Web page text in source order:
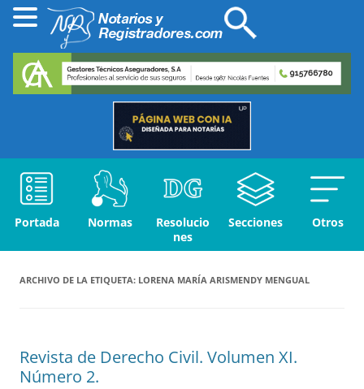
Portada Normas
Resolucio
nes
Secciones Otros
ARCHIVO DE LA ETIQUETA: LORENA MARÍA ARISMENDY MENGUAL
Revista de Derecho Civil. Volumen XI.
Número 2.